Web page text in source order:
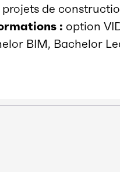
de
: option
BIM, Bachelor